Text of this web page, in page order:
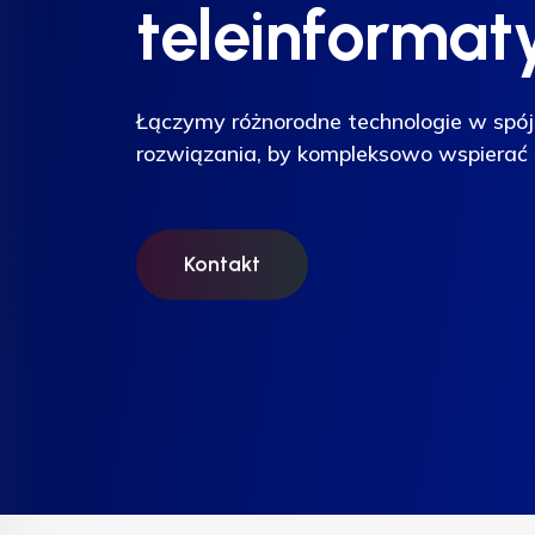
Łączymy różnorodne technologie w
rozwiązania, by kompleksowo
Kontakt
Łączymy różnorodne technologie w
rozwiązania, by kompleksowo
Kontakt
Łączymy różnorodne technologie w
rozwiązania, by kompleksowo
Kontakt